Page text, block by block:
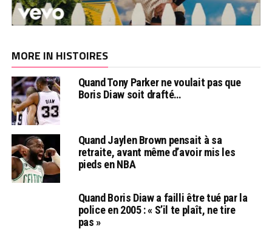
MORE IN HISTOIRES
Quand Tony Parker ne voulait pas que
Boris Diaw soit drafté…
Quand Jaylen Brown pensait à sa
retraite, avant même d’avoir mis les
pieds en NBA
Quand Boris Diaw a failli être tué par la
police en 2005 : « S’il te plaît, ne tire
pas »